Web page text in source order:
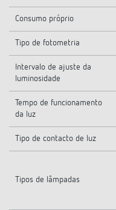
Consumo próprio
Tipo de fotometria
Intervalo de ajuste da
luminosidade
Tempo de funcionamento
da luz
Tipo de contacto de luz
Tipos de lâmpadas